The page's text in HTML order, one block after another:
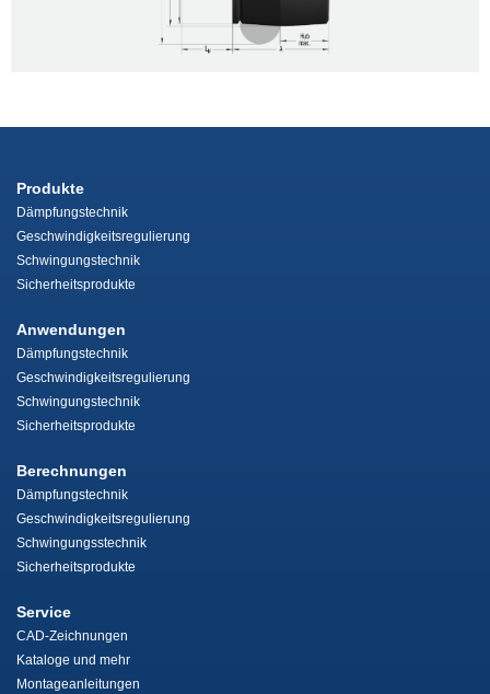
Produkte
Dämpfungstechnik
Geschwindigkeitsregulierung
Schwingungstechnik
Sicherheitsprodukte
Anwendungen
Dämpfungstechnik
Geschwindigkeitsregulierung
Schwingungstechnik
Sicherheitsprodukte
Berechnungen
Dämpfungstechnik
Geschwindigkeitsregulierung
Schwingungsstechnik
Sicherheitsprodukte
Service
CAD-Zeichnungen
Kataloge und mehr
Montageanleitungen